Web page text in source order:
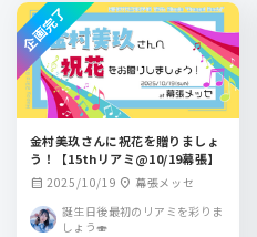
金村美玖さんに祝花を贈りましょ
う！【15thリアミ@10/19幕張】
calendar_month 2025/10/19 location_on 幕張メッセ
誕生日後最初のリアミを彩りま
しょう🍣
企画完了